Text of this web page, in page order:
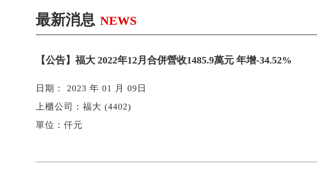
最新消息 NEWS
【公告】福大 2022年12月合併營收1485.9萬元 年增-34.52%
日期： 2023 年 01 月 09日
上櫃公司：福大 (4402)
單位：仟元